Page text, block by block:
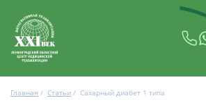
Главная / Статьи / Сахарный диабет 1 типа